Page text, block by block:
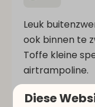
Leuk
ook binnen te
Toffe kleine
airtrampoline.
Diese